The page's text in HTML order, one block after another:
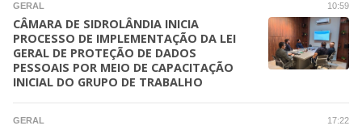
10:59
GERAL
CÂMARA DE SIDROLÂNDIA INICIA
PROCESSO DE IMPLEMENTAÇÃO DA LEI
GERAL DE PROTEÇÃO DE DADOS
PESSOAIS POR MEIO DE CAPACITAÇÃO
INICIAL DO GRUPO DE TRABALHO
17:22
GERAL